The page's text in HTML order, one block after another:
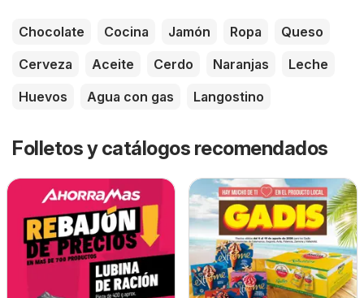
Chocolate Cocina Jamón Ropa
Queso
Cerveza
Aceite Cerdo Naranjas
Leche
Huevos
Agua con gas Langostino
Folletos y catálogos recomendados